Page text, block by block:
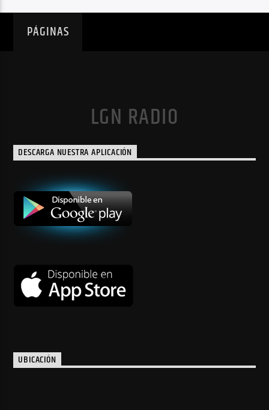
PÁGINAS
LGN RADIO
DESCARGA NUESTRA APLICACIÓN
UBICACIÓN